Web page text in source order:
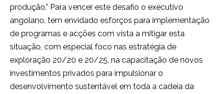
produção.” Para vencer este desafio o executivo
angolano, tem envidado esforços para implementação
de programas e acções com vista a mitigar esta
situação, com especial foco nas estratégia de
exploração 20/20 e 20/25, na capacitação de novos
investimentos privados para impulsionar o
desenvolvimento sustentável em toda a cadeia da